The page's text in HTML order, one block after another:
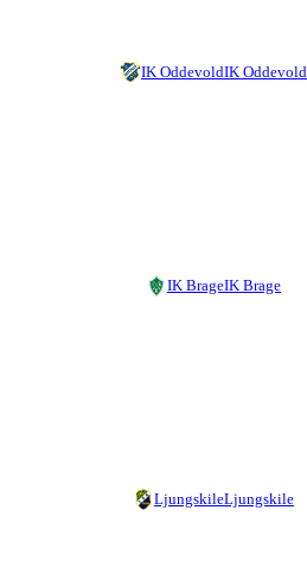
IK OddevoldIK Oddevold
IK BrageIK Brage
LjungskileLjungskile